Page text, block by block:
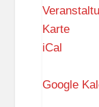
KarteF
u
iCal
Google